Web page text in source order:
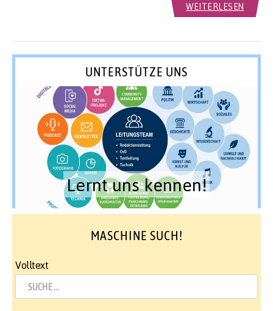
WEITERLESEN
UNTERSTÜTZE UNS
Lernt uns kennen!
MASCHINE SUCH!
Volltext